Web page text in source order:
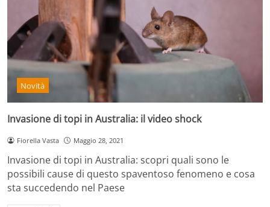
Novità
Invasione di topi in Australia: il video shock
Fiorella Vasta Maggio 28, 2021
Invasione di topi in Australia: scopri quali sono le
possibili cause di questo spaventoso fenomeno e cosa
sta succedendo nel Paese